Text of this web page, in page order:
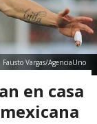
Fausto Vargas/AgenciaUno
en casa